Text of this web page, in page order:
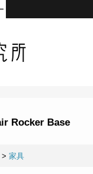
Rocker Base
>家具